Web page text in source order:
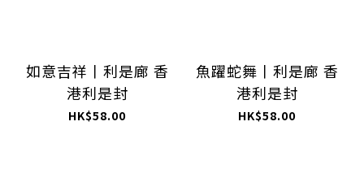
如意吉祥丨利是廊 香
港利是封
HK$58.00
魚躍蛇舞丨利是廊 香
港利是封
HK$58.00